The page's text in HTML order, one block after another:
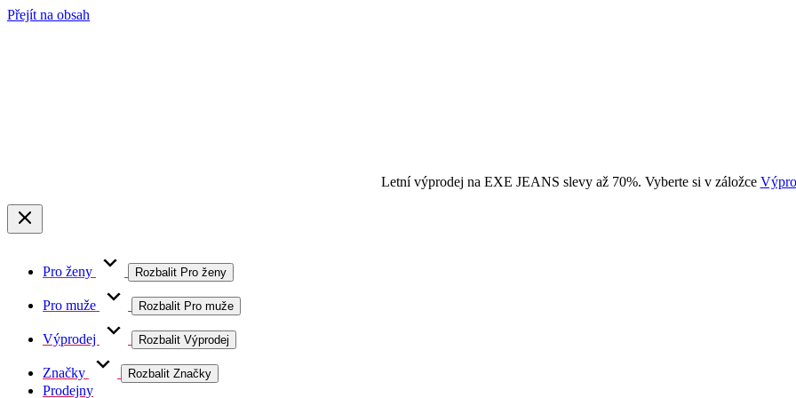
Přejít na obsah
Letní výprodej na EXE JEANS slevy až 70%. Vyberte si v záložce
Pro ženy Rozbalit Pro ženy
Pro muže Rozbalit Pro muže
Výprodej Rozbalit Výprodej
Značky Rozbalit Značky
Prodejny